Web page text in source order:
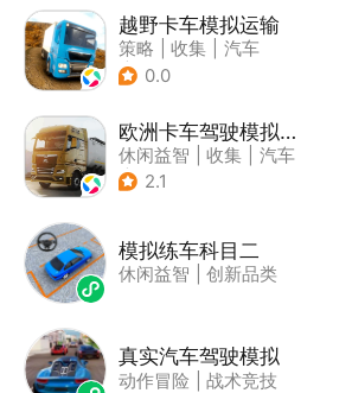
越野卡车模拟运输
策略 收集
汽车
| 写实
0.0
欧洲卡车驾驶模拟器3
休闲益智 收集
汽车
| 写实
2.1
模拟练车科目二
休闲益智 创新品类
真实汽车驾驶模拟
动作冒险 战术竞技